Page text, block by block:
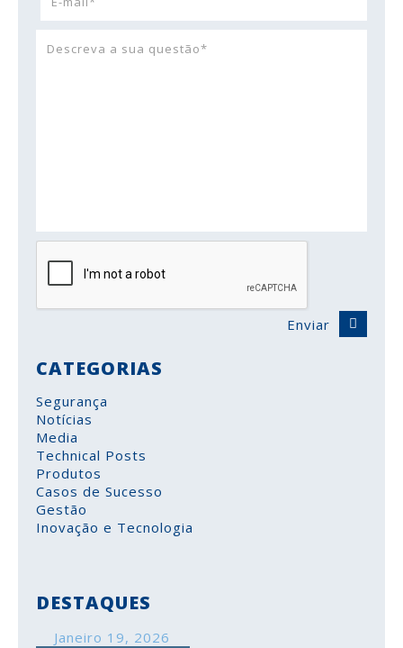
Enviar
CATEGORIAS
Segurança
Notícias
Media
Technical Posts
Produtos
Casos de Sucesso
Gestão
Inovação e Tecnologia
DESTAQUES
Janeiro 19, 2026